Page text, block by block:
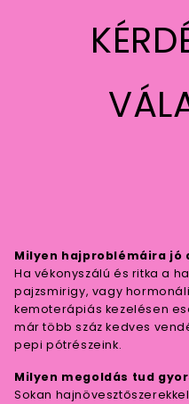
Milyen hajproblémáira jó
Ha vékonyszálú és ritka a
pajzsmirigy, vagy
kemoterápiás kezelésen
már több száz kedves
pepi pótrészeink.
Milyen megoldás tud
Sokan